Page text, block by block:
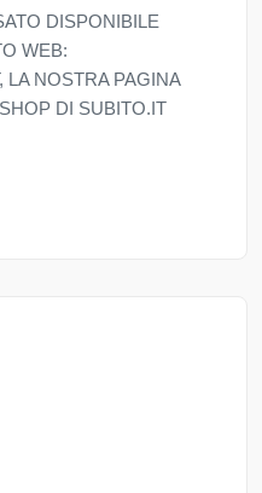
DISPONIBILE
WEB:
LA NOSTRA PAGINA
DI SUBITO.IT